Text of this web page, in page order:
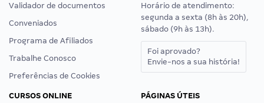
Validador de documentos
Conveniados
Programa de Afiliados
Trabalhe Conosco
Preferências de Cookies
Horário de atendimento:
segunda a sexta (8h às 20h),
sábado (9h às 13h).
Foi aprovado?
Envie-nos a sua história!
CURSOS ONLINE
PÁGINAS ÚTEIS